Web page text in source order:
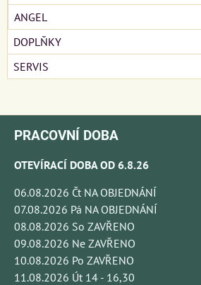
ANGEL
DOPLŇKY
SERVIS
PRACOVNÍ DOBA
OTEVÍRACÍ DOBA OD 6.8.26
06.08.2026 Čt NA OBJEDNÁNÍ
07.08.2026 Pá NA OBJEDNÁNÍ
08.08.2026 So ZAVŘENO
09.08.2026 Ne ZAVŘENO
10.08.2026 Po ZAVŘENO
11.08.2026 Út 14 - 16,30